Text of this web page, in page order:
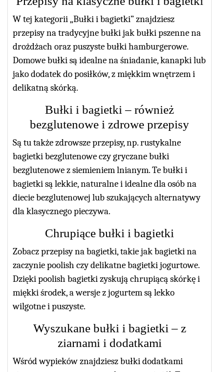
W tej kategorii „Bułki i bagietki” znajdziesz
przepisy na tradycyjne bułki jak bułki pszenne na
drożdżach oraz puszyste bułki hamburgerowe.
Domowe bułki są idealne na śniadanie, kanapki lub
jako dodatek do posiłków, z miękkim wnętrzem i
delikatną skórką.
Bułki i bagietki – również
bezglutenowe i zdrowe przepisy
Są tu także zdrowsze przepisy, np. rustykalne
bagietki bezglutenowe czy gryczane bułki
bezglutenowe z siemieniem lnianym. Te bułki i
bagietki są lekkie, naturalne i idealne dla osób na
diecie bezglutenowej lub szukających alternatywy
dla klasycznego pieczywa.
Chrupiące bułki i bagietki
Zobacz przepisy na bagietki, takie jak bagietki na
zaczynie poolish czy delikatne bagietki jogurtowe.
Dzięki poolish bagietki zyskują chrupiącą skórkę i
miękki środek, a wersje z jogurtem są lekko
wilgotne i puszyste.
Wyszukane bułki i bagietki – z
ziarnami i dodatkami
Wśród wypieków znajdziesz bułki dodatkami